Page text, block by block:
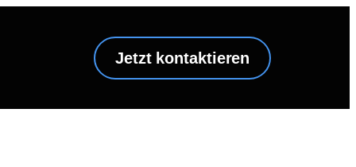
Jetzt kontaktieren